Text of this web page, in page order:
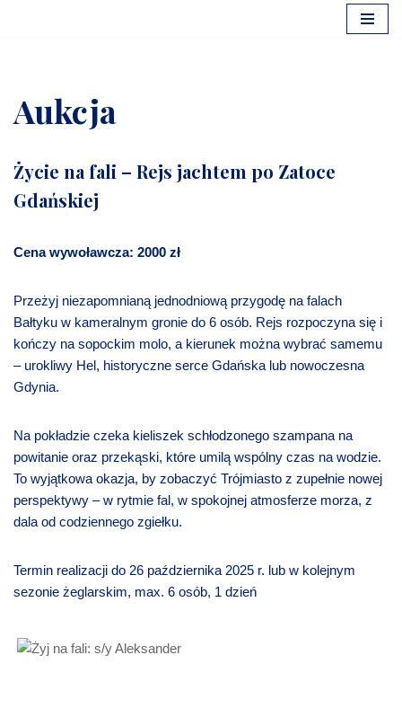
Aukcja
Życie na fali – Rejs jachtem po Zatoce
Gdańskiej
Cena wywoławcza: 2000 zł
Przeżyj niezapomnianą jednodniową przygodę na falach
Bałtyku w kameralnym gronie do 6 osób. Rejs rozpoczyna się i
kończy na sopockim molo, a kierunek można wybrać samemu
– urokliwy Hel, historyczne serce Gdańska lub nowoczesna
Gdynia.
Na pokładzie czeka kieliszek schłodzonego szampana na
powitanie oraz przekąski, które umilą wspólny czas na wodzie.
To wyjątkowa okazja, by zobaczyć Trójmiasto z zupełnie nowej
perspektywy – w rytmie fal, w spokojnej atmosferze morza, z
dala od codziennego zgiełku.
Termin realizacji do 26 października 2025 r. lub w kolejnym
sezonie żeglarskim, max. 6 osób, 1 dzień